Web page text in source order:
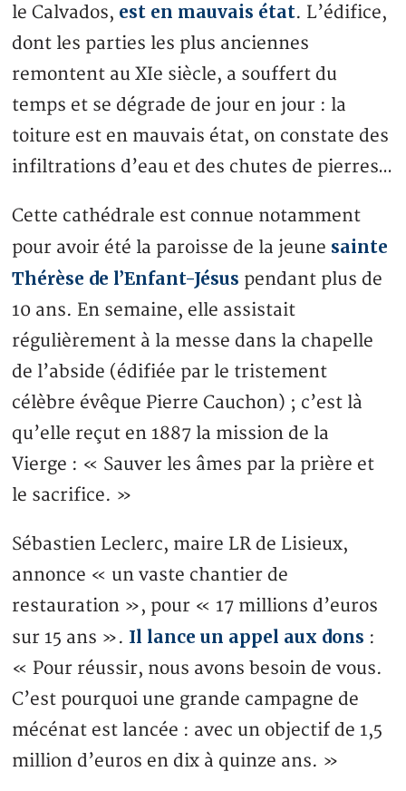
le Calvados, est en mauvais état. L’édifice,
dont les parties les plus anciennes
remontent au XIe siècle, a souffert du
temps et se dégrade de jour en jour : la
toiture est en mauvais état, on constate des
infiltrations d’eau et des chutes de pierres…
Cette cathédrale est connue notamment
pour avoir été la paroisse de la jeune sainte
Thérèse de l’Enfant-Jésus pendant plus de
10 ans. En semaine, elle assistait
régulièrement à la messe dans la chapelle
de l’abside (édifiée par le tristement
célèbre évêque Pierre Cauchon) ; c’est là
qu’elle reçut en 1887 la mission de la
Vierge : « Sauver les âmes par la prière et
le sacrifice. »
Sébastien Leclerc, maire LR de Lisieux,
annonce « un vaste chantier de
restauration », pour « 17 millions d’euros
sur 15 ans ». Il lance un appel aux dons :
« Pour réussir, nous avons besoin de vous.
C’est pourquoi une grande campagne de
mécénat est lancée : avec un objectif de 1,5
million d’euros en dix à quinze ans. »